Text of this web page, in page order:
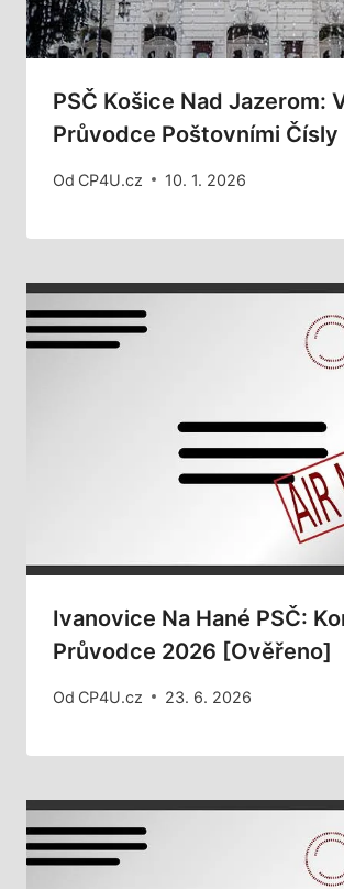
PSČ Košice Nad Jazerom:
Průvodce Poštovními Čísly
Od CP4U.cz 10. 1. 2026
Ivanovice Na Hané PSČ:
Průvodce 2026 [Ověřeno]
Od CP4U.cz 23. 6. 2026